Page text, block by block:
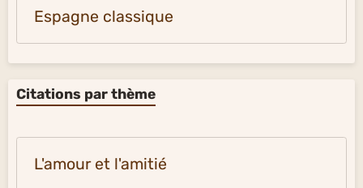
Espagne classique
Citations par thème
L'amour et l'amitié